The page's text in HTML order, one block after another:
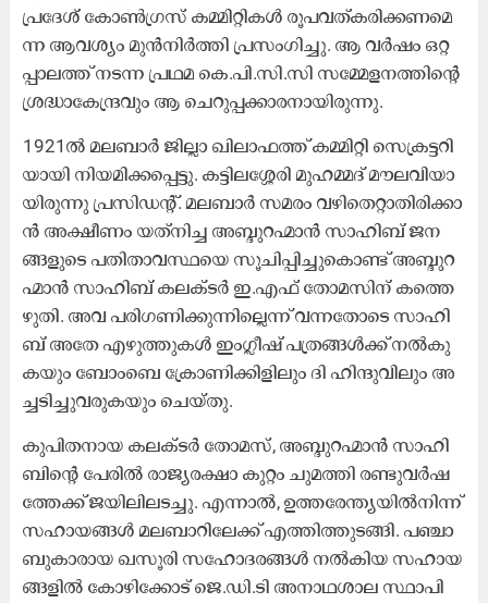
പ്ര​ദേ​ശ് കോ​ൺ​ഗ്ര​സ് ക​മ്മി​റ്റി​ക​ൾ രൂ​പ​വ​ത്ക​രി​ക്ക​ണ​മെ​
ന്ന ആ​വ​ശ്യം മു​ൻ​നി​ർ​ത്തി പ്ര​സം​ഗി​ച്ചു. ആ ​വ​ർ​ഷം ഒ​റ്റ​
പ്പാ​ല​ത്ത് ന​ട​ന്ന പ്ര​ഥ​മ കെ.​പി.​സി.​സി സ​മ്മേ​ള​ന​ത്തി​ന്റെ ​
ശ്ര​ദ്ധാ​കേ​ന്ദ്ര​വും ആ ​ചെ​റു​പ്പ​ക്കാ​ര​നാ​യി​രു​ന്നു.
1921ൽ ​മ​ല​ബാ​ർ ജി​ല്ലാ ഖി​ലാ​ഫ​ത്ത് ക​മ്മി​റ്റി സെ​ക്ര​ട്ട​റി​
യാ​യി നി​യ​മി​ക്ക​പ്പെ​ട്ടു. ക​ട്ടി​ല​ശ്ശേ​രി മു​ഹ​മ്മ​ദ് മൗ​ല​വി​യാ​
യി​രു​ന്നു പ്ര​സി​ഡ​ന്റ്. മ​ല​ബാ​ർ സ​മ​രം വ​ഴി​തെ​റ്റാ​തി​രി​ക്കാ​
ൻ അ​ക്ഷീ​ണം യ​ത്നി​ച്ച അ​ബ്ദു​റ​ഹ്മാ​ൻ സാ​ഹി​ബ് ജ​ന​
ങ്ങ​ളു​ടെ പ​തി​താ​വ​സ്ഥ​യെ സൂ​ചി​പ്പി​ച്ചു​കൊ​ണ്ട് അ​ബ്ദു​റ​
ഹ്മാ​ൻ സാ​ഹി​ബ് ക​ല​ക്ട​ർ ഇ.​എ​ഫ് തോ​മ​സി​ന് ക​ത്തെ​
ഴു​തി. അ​വ പ​രി​ഗ​ണി​ക്കു​ന്നി​ല്ലെ​ന്ന് വ​ന്ന​തോ​ടെ സാ​ഹി​
ബ് അ​തേ എ​ഴു​ത്തു​ക​ൾ ഇം​ഗ്ലീ​ഷ് പ​ത്ര​ങ്ങ​ൾ​ക്ക് ന​ൽ​കു​
ക​യും ബോം​ബെ ക്രോ​ണി​ക്കി​ളി​ലും ദി ​ഹി​ന്ദു​വി​ലും അ​
ച്ച​ടി​ച്ചു​വ​രു​ക​യും ചെ​യ്തു.
കു​പി​ത​നാ​യ ക​ല​ക്ട​ർ തോ​മ​സ്, അ​ബ്ദു​റ​ഹ്മാ​ൻ സാ​ഹി​
ബി​ന്റെ പേ​രി​ൽ രാ​ജ്യ​ര​ക്ഷാ കു​റ്റം ചു​മ​ത്തി ര​ണ്ടു​വ​ർ​ഷ​
ത്തേ​ക്ക് ജ​യി​ലി​ല​ട​ച്ചു. എ​ന്നാ​ൽ, ഉ​ത്ത​രേ​ന്ത്യ​യി​ൽ​നി​ന്ന്
സ​ഹാ​യ​ങ്ങ​ൾ മ​ല​ബാ​റി​ലേ​ക്ക് എ​ത്തി​ത്തു​ട​ങ്ങി. പ​ഞ്ചാ​
ബു​കാ​രാ​യ ഖ​സൂ​രി സ​ഹോ​ദ​ര​ങ്ങ​ൾ ന​ൽ​കി​യ സ​ഹാ​യ​
ങ്ങ​ളി​ൽ കോ​ഴി​ക്കോ​ട് ജെ.​ഡി.​ടി അ​നാ​ഥ​ശാ​ല സ്ഥാ​പി​